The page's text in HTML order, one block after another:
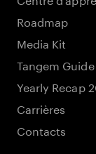
Roadmap
Media Kit
Tangem Guide
Yearly Recap
Carrières
Contacts